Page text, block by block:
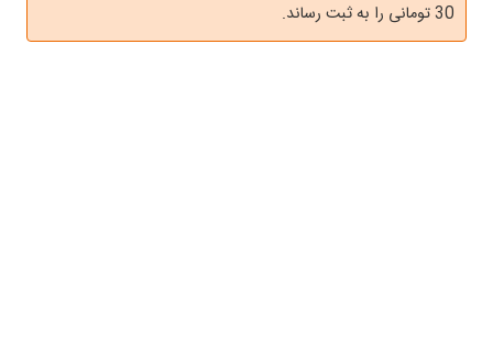
30 تومانی را به ثبت رساند.